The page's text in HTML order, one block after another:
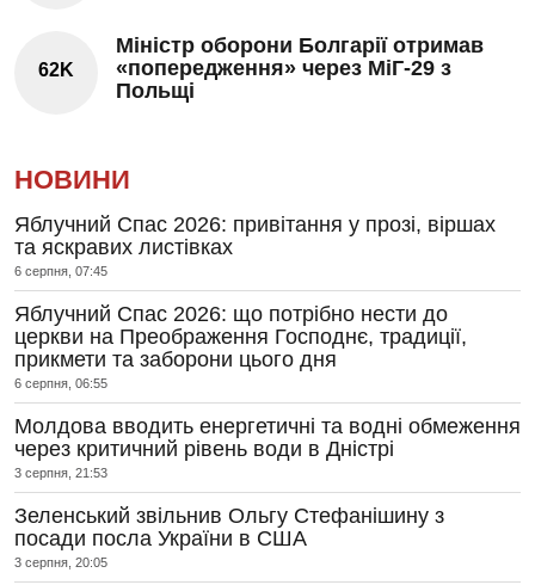
62K
Міністр оборони Болгарії отримав
«попередження» через МіГ-29 з
Польщі
НОВИНИ
Яблучний Спас 2026: привітання у прозі, віршах
та яскравих листівках
6 серпня, 07:45
Яблучний Спас 2026: що потрібно нести до
церкви на Преображення Господнє, традиції,
прикмети та заборони цього дня
6 серпня, 06:55
Молдова вводить енергетичні та водні обмеження
через критичний рівень води в Дністрі
3 серпня, 21:53
Зеленський звільнив Ольгу Стефанішину з
посади посла України в США
3 серпня, 20:05